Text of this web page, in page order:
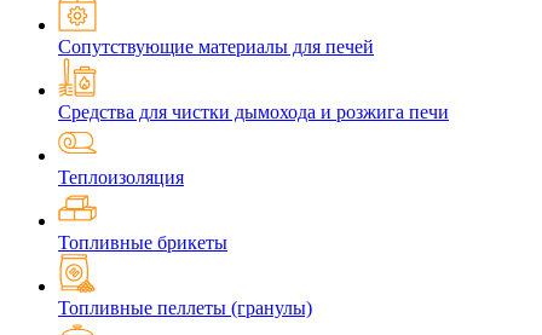
Сопутствующие материалы для печей
Средства для чистки дымохода и розжига печи
Теплоизоляция
Топливные брикеты
Топливные пеллеты (гранулы)